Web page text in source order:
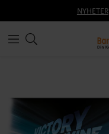
NYHETER